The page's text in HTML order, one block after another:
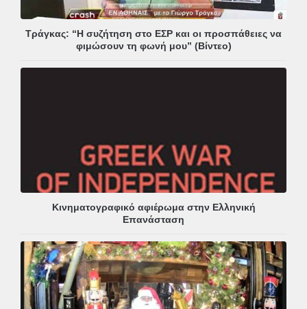
Τράγκας: “Η συζήτηση στο ΕΣΡ και οι προσπάθειες να
φιμώσουν τη φωνή μου” (Βίντεο)
Κινηματογραφικό αφιέρωμα στην Ελληνική
Επανάσταση